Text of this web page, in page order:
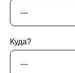
Куда?